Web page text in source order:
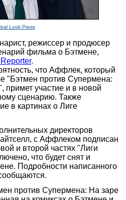
Look Press
режиссер и продюсер
фильма о Бэтмене,
.
что Аффлек, который
"Бэтмен против Супермена:
примет участие и в новой
сценарию. Также
в картинах о Лиге
директоров
с Аффлеком подписан
и второй частях "Лиги
что будет снят и
Подробности написанного
против Супермена: На заре